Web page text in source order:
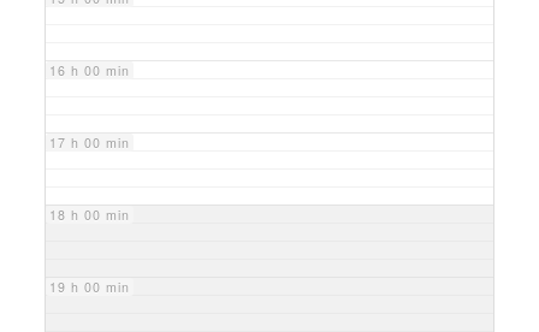
16 h 00 min
17 h 00 min
18 h 00 min
19 h 00 min